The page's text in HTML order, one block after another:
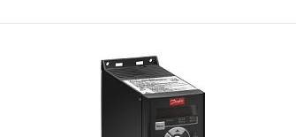
Запросить цену
Сравнение